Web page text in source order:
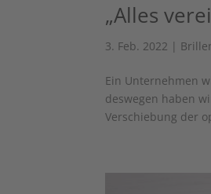
„Alles
3. Feb. 2022 |
Ein Unternehmen
deswegen haben
Verschiebung der